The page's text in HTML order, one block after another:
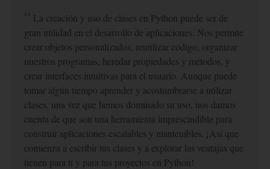
La creación y uso de clases en Python puede ser de
gran utilidad en el desarrollo de aplicaciones. Nos permite
crear objetos personalizados, reutilizar código, organizar
nuestros programas, heredar propiedades y métodos, y
crear interfaces intuitivas para el usuario. Aunque puede
tomar algún tiempo aprender y acostumbrarse a utilizar
clases, una vez que hemos dominado su uso, nos damos
cuenta de que son una herramienta imprescindible para
construir aplicaciones escalables y mantenibles. ¡Así que
comienza a escribir tus clases y a explorar las ventajas que
tienen para ti y para tus proyectos en Python!